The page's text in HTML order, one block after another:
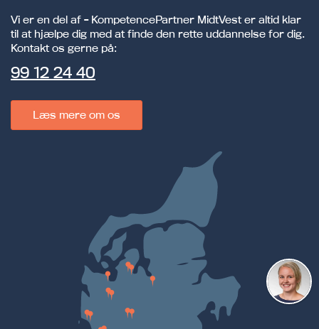
Vi er en del af - KompetencePartner MidtVest er altid klar
til at hjælpe dig med at finde den rette uddannelse for dig.
Kontakt os gerne på:
99 12 24 40
Læs mere om os